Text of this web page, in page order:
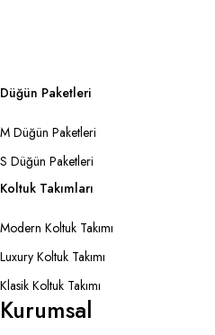
Düğün Paketleri
M Düğün Paketleri
S Düğün Paketleri
Koltuk Takımları
Modern Koltuk Takımı
Luxury Koltuk Takımı
Klasik Koltuk Takımı
Kurumsal